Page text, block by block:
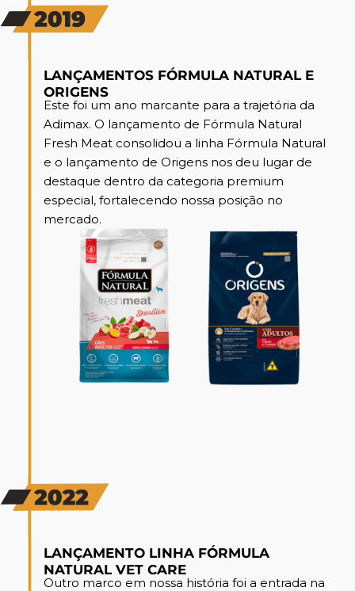
LANÇAMENTOS FÓRMULA NATURAL E
ORIGENS
Este foi um ano marcante para a trajetória da
Adimax. O lançamento de Fórmula Natural
Fresh Meat consolidou a linha Fórmula Natural
e o lançamento de Origens nos deu lugar de
destaque dentro da categoria premium
especial, fortalecendo nossa posição no
mercado.
LANÇAMENTO LINHA FÓRMULA
NATURAL VET CARE
Outro marco em nossa história foi a entrada na